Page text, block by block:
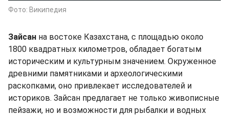
Фото: Википедия
Зайсан на востоке Казахстана, с площадью около
1800 квадратных километров, обладает богатым
историческим и культурным значением. Окруженное
древними памятниками и археологическими
раскопками, оно привлекает исследователей и
историков. Зайсан предлагает не только живописные
пейзажи, но и возможности для рыбалки и водных